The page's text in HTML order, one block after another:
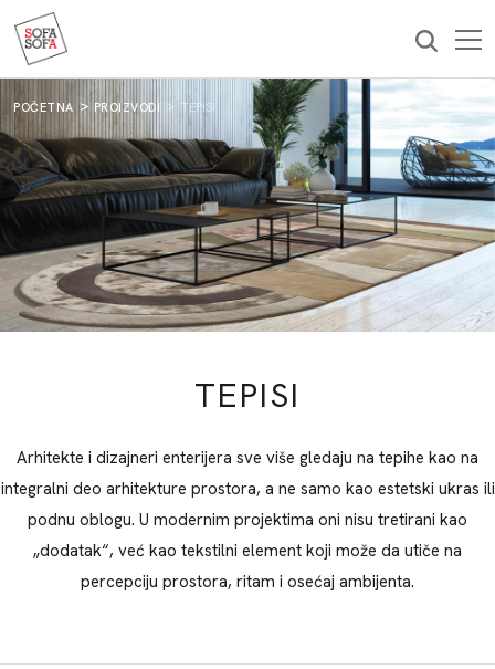
POČETNA PROIZVODI TEPISI
TEPISI
Arhitekte i dizajneri enterijera sve više gledaju na tepihe kao na
integralni deo arhitekture prostora, a ne samo kao estetski ukras ili
podnu oblogu. U modernim projektima oni nisu tretirani kao
„dodatak“, već kao tekstilni element koji može da utiče na
percepciju prostora, ritam i osećaj ambijenta.
pristanak možete opozvati u bilo kom trenutku klikom na link za
odjavu u našem biltenu. Bilten se šalje u skladu sa našom
Politikom privatnosti i radi oglašavanja proizvoda i usluga
kompanije Sofa Sofa.